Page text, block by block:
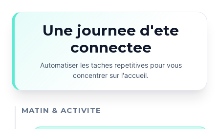
Une journee d'ete
connectee
Automatiser les taches repetitives pour vous
concentrer sur l'accueil.
MATIN & ACTIVITE